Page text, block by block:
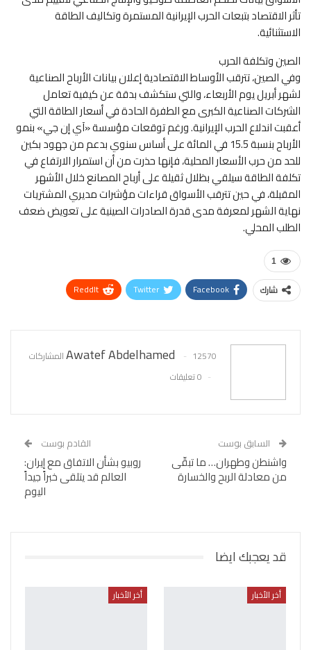
تأثر الاقتصاد بتبعات الحرب الإيرانية المستمرة وتكاليف الطاقة
الاستثنائية.
الصين وتكلفة الحرب
وفي الصين، تترقب الأوساط الاقتصادية إعلان بيانات الأرباح الصناعية
لشهر أبريل يوم الأربعاء، والتي ستكشف بدقة عن كيفية تعامل
الشركات الصناعية الكبرى مع الطفرة الحادة في أسعار الطاقة التي
أعقبت اندلاع الحرب الإيرانية. ورغم توقعات مؤسسة «آي إن جي» بنمو
الأرباح بنسبة 15.5 في المائة على أساس سنوي بدعم من جهود بكين
للحد من حرب الأسعار المحلية، فإنها حذرت من أن استمرار الارتفاع في
تكلفة الطاقة سيلقي بظلال ثقيلة على أرباح المصانع خلال الأشهر
المقبلة، في حين تترقب الأسواق قراءات مؤشرات مديري المشتريات
نهاية الشهر لمعرفة مدى قدرة الصادرات الصينية على تعويض ضعف
الطلب المحلي.
1
شارك Facebook
Twitter
ReddIt
Awatef Abdelhamed
12570 المشاركات
0 تعليقات
السابق بوست
واشنطن وطهران… ما تبقّى
من معادلة الربح والخسارة
القادم بوست
روبيو بشأن الاتفاق مع إيران:
العالم قد يتلقى خبراً جيداً
اليوم
قد يعجبك ايضا
أخر الأخبار أخر الأخبار